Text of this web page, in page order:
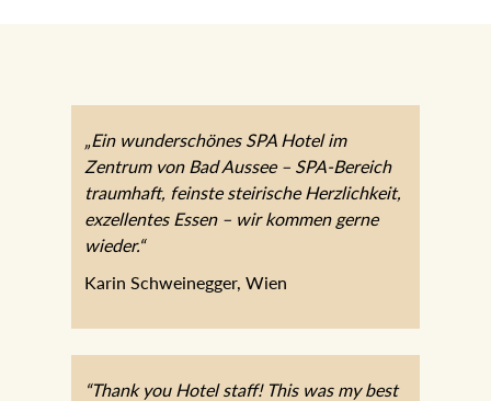
„Ein wunderschönes SPA Hotel im
Zentrum von Bad Aussee – SPA-Bereich
traumhaft, feinste steirische Herzlichkeit,
exzellentes Essen – wir kommen gerne
wieder.“
Karin Schweinegger, Wien
“Thank you Hotel staff! This was my best